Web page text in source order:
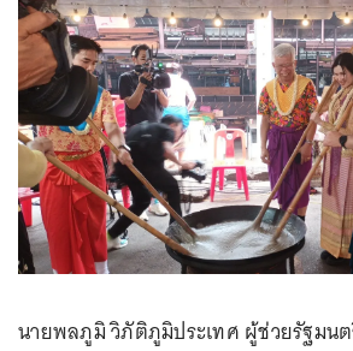
นายพลภูมิ วิภัติภูมิประเทศ ผู้ช่วยรัฐมนต